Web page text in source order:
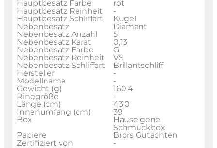
Hauptbesatz Farbe
rot
Hauptbesatz Reinheit
-
Hauptbesatz Schliffart
Kugel
Nebenbesatz
Diamant
Nebenbesatz Anzahl
5
Nebenbesatz Karat
0,13
Nebenbesatz Farbe
G
Nebenbesatz Reinheit
VS
Nebenbesatz Schliffart
Brillantschliff
Hersteller
-
Modellname
-
Gewicht (g)
160.4
Ringgröße
-
Länge (cm)
43,0
Innenumfang (cm)
39
Box
Hauseigene
Schmuckbox
Papiere
Brors Gutachten
Zertifiziert von
-